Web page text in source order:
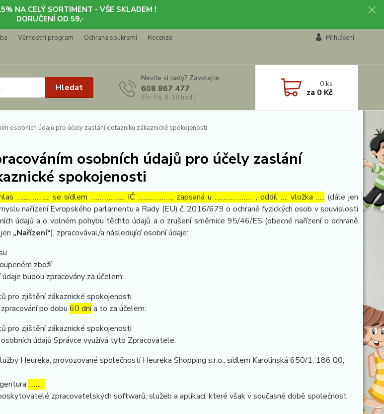
NA CELÝ SORTIMENT - VŠE SKLADEM !
DORUČENÍ OD 59,-
Věrnostní program Ochrana soukromí
Recenze
Přihlášení
Hledat
Nevíte si rady? Zavolejte.
608 867 477
(Po-Pá, 9-18 hod.)
0ks
za 0 Kč
osobních údajů pro účely zaslání dotazníku zákaznické spokojenosti
osobních údajů pro účely zaslání
spokojenosti
……………..., se sídlem ………………, IČ ………………., zapsaná u ………………… , oddíl …, vložka ….. (dále jen
nařízení Evropského parlamentu a Rady (EU) č. 2016/679 o ochraně fyzických osob v souvislosti
údajů a o volném pohybu těchto údajů a o zrušení směrnice 95/46/ES (obecné nařízení o ochraně
„Nařízení“), zpracovával/a následující osobní údaje:
zboží
budou zpracovány za účelem:
pro zjištění zákaznické spokojenosti
po dobu 60 dnía to za účelem:
pro zjištění zákaznické spokojenosti
údajů Správce využívá tyto Zpracovatele:
Heureka, provozované společností Heureka Shopping s.r.o., sídlem Karolinská 650/1, 186 00,
………
zpracovatelských softwarů, služeb a aplikací, které však v současné době společnost